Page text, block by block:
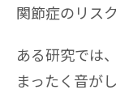
関節症のリス
ある研究では
まったく音が